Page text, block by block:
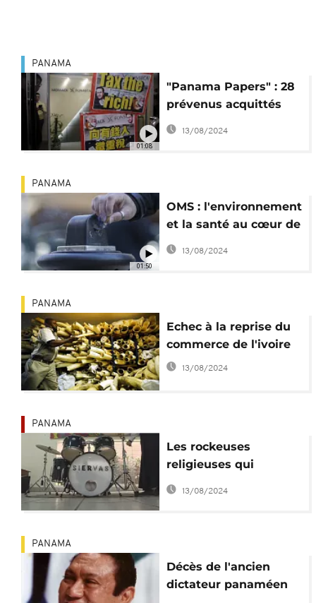
01:08
PANAMA
"Panama Papers" : 28
prévenus acquittés
par la justice
13/08/2024
01:50
PANAMA
OMS : l'environnement
et la santé au cœur de
la lutte anti-tabac
13/08/2024
PANAMA
Echec à la reprise du
commerce de l'ivoire
13/08/2024
PANAMA
Les rockeuses
religieuses qui
veulent faire danser le
pape
13/08/2024
PANAMA
Décès de l'ancien
dictateur panaméen